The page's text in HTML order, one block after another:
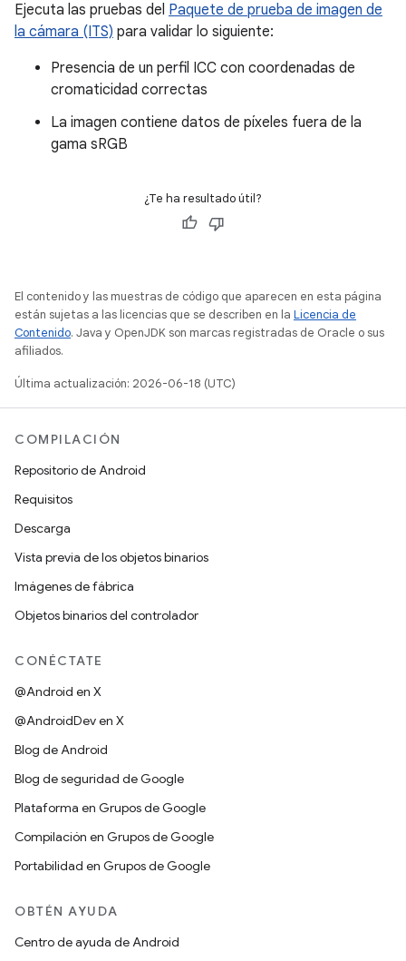
Ejecuta las pruebas del Paquete de prueba de imagen de
la cámara (ITS) para validar lo siguiente:
Presencia de un perfil ICC con coordenadas de
cromaticidad correctas
La imagen contiene datos de píxeles fuera de la
gama sRGB
¿Te ha resultado útil?
El contenido y las muestras de código que aparecen en esta página
están sujetas a las licencias que se describen en la Licencia de
Contenido. Java y OpenJDK son marcas registradas de Oracle o sus
afiliados.
Última actualización: 2026-06-18 (UTC)
COMPILACIÓN
Repositorio de Android
Requisitos
Descarga
Vista previa de los objetos binarios
Imágenes de fábrica
Objetos binarios del controlador
CONÉCTATE
@Android en X
@AndroidDev en X
Blog de Android
Blog de seguridad de Google
Plataforma en Grupos de Google
Compilación en Grupos de Google
Portabilidad en Grupos de Google
OBTÉN AYUDA
Centro de ayuda de Android